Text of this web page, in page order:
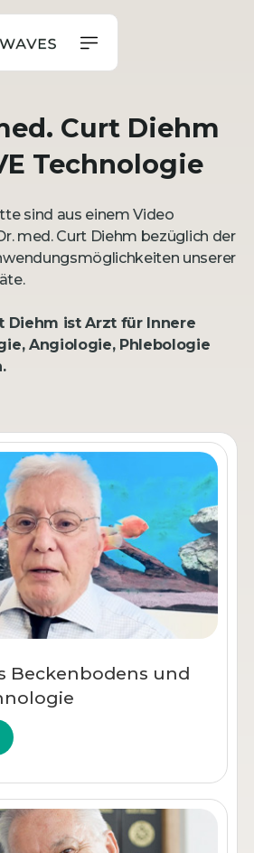
Curt Diehm
Technologie
sind aus einem Video
med. Curt Diehm bezüglich der
unserer
Diehm ist Arzt für Innere
Angiologie, Phlebologie
Beckenbodens und